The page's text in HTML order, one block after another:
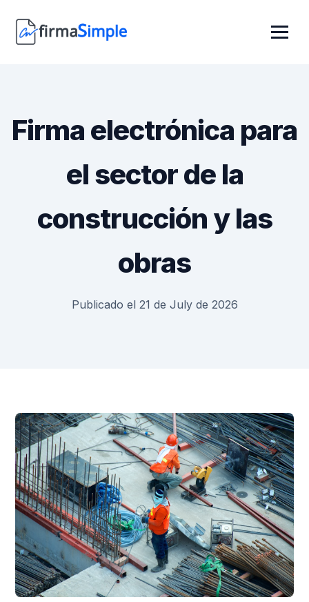
Firma electrónica para
el sector de la
construcción y las
obras
Publicado el 21 de July de 2026